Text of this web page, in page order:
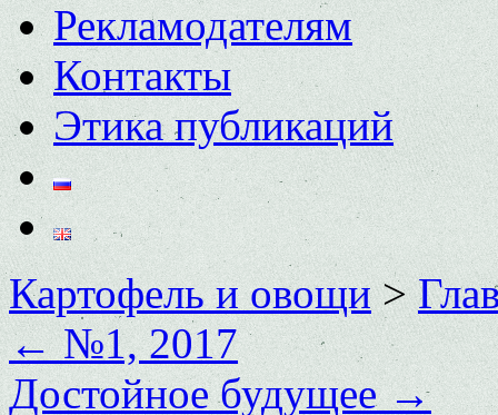
Рекламодателям
Контакты
Этика публикаций
Картофель и овощи>
←№1, 2017
Достойное будущее→